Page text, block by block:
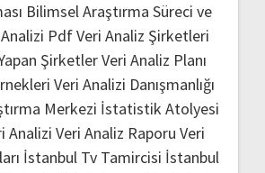
Bilimsel Araştırma Süreci ve
PdfVeri Analiz Şirketleri
ŞirketlerVeri Analiz Planı
Veri Analizi Danışmanlığı
Merkezi İstatistik Atolyesi
Analizi Veri Analiz Raporu Veri
İstanbul Tv Tamircisi İstanbul